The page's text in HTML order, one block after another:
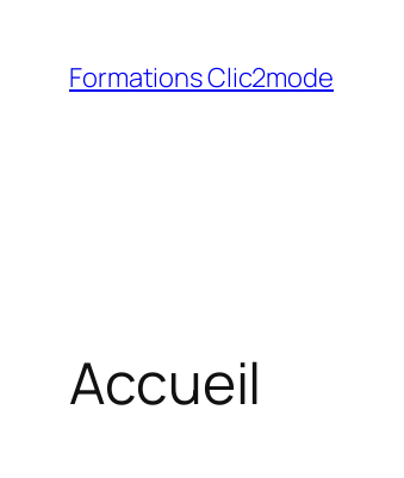
contenu
Formations Clic2mode
Accueil